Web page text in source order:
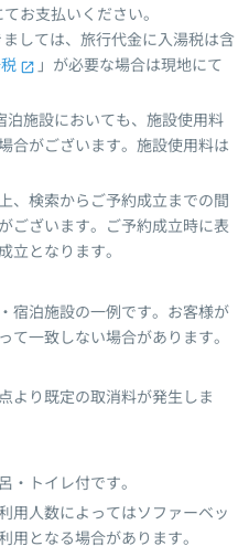
お支払いください。
しては、旅行代金に入湯税は含
」が必要な場合は現地にて
施設においても、施設使用料
合がございます。施設使用料は
、検索からご予約成立までの間
ございます。ご予約成立時に表
立となります。
宿泊施設の一例です。お客様が
て一致しない場合があります。
より既定の取消料が発生しま
・トイレ付です。
用人数によってはソファーベッ
用となる場合があります。